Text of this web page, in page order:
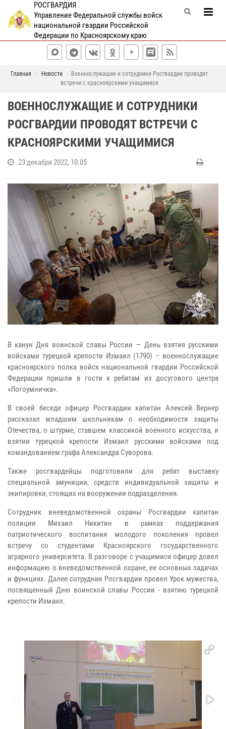
РОСГВАРДИЯ
Управление Федеральной службы войск
национальной гвардии Российской
Федерации по Красноярскому краю
Главная Новости
Военнослужащие и сотрудники Росгвардии проводят
встречи с красноярскими учащимися
ВОЕННОСЛУЖАЩИЕ И СОТРУДНИКИ
РОСГВАРДИИ ПРОВОДЯТ ВСТРЕЧИ С
КРАСНОЯРСКИМИ УЧАЩИМИСЯ
23 декабря 2022, 10:05
В канун Дня воинской славы России — День взятия русскими
войсками турецкой крепости Измаил (1790) – военнослужащие
красноярского полка войск национальной гвардии Российской
Федерации пришли в гости к ребятам из досугового центра
«Логоумничка».
B своей беседе офицер Росгвардии капитан Алексей Вернер
рассказал младшим школьникам o необходимости защиты
Отечества, о штурме, ставшем классикой военного искусства, и
взятии турецкой крепости Измаил русскими войсками под
командованием графа Александра Суворова.
Также росгвардейцы подготовили для ребят выставку
специальной амуниции, средств индивидуальной защиты и
экипировки, стоящих на вооружении подразделения.
Сотрудник вневедомственной охраны Росгвардии капитан
полиции Михаил Никитин в рамках поддержания
патриотического воспитания молодого поколения провел
встречу со студентами Красноярского государственного
аграрного университета. В разговоре с учащимися офицер довел
информацию о вневедомственной охране, ее основных задачах
и функциях. Далее сотрудник Росгвардии провел Урок мужества,
посвященный Дню воинской славы России - взятию турецкой
крепости Измаил.